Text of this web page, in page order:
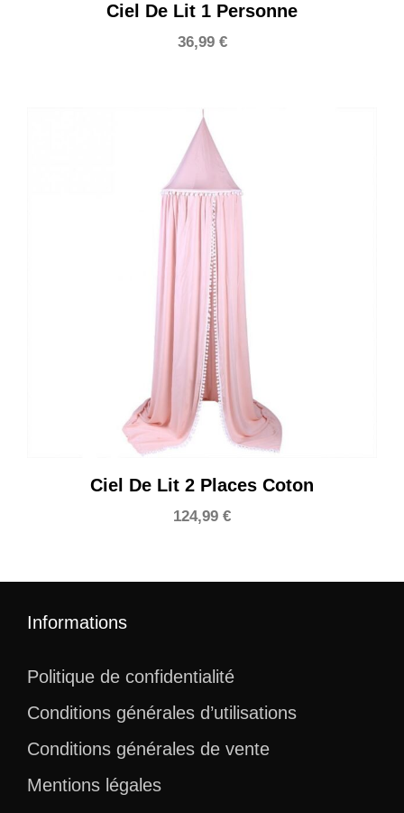
Ciel De Lit 1 Personne
36,99 €
Ciel De Lit 2 Places Coton
124,99 €
Informations
Politique de confidentialité
Conditions générales d’utilisations
Conditions générales de vente
Mentions légales